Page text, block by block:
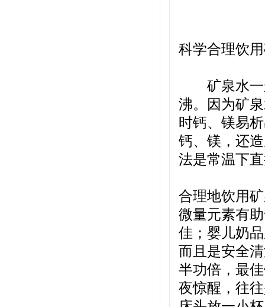
科学合理饮
矿泉水一
沸。因为矿
时钙、镁易
钙、镁，还
法是常温下
合理地饮用
微量元素有
佳；婴儿奶
而且是安全
半功倍，最
夜惊醒，往